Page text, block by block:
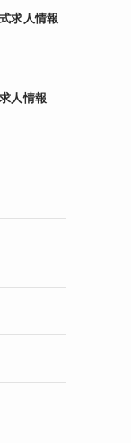
求人情報
人情報